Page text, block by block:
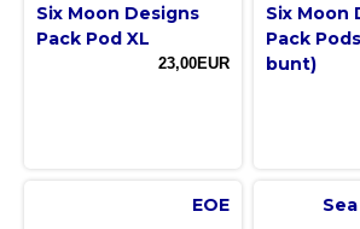
Six Moon Designs
Pack Pod XL
23,00EUR
Six Moon
Pack
bunt)
EOE